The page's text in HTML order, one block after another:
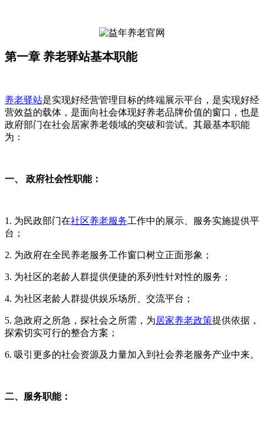
第一章 养老驿站基本职能
养老驿站是实现好经营管理目标的终端展示平台，是实现好经
营效益的载体，是面向社会体现好养老品牌价值的窗口，也是
政府部门在社会居家养老领域的突破和尝试。其最基本职能
为：
一、 政府社会性职能：
1. 为民政部门在社区养老服务工作中的展示、服务实施提供平
台；
2. 为政府在全民养老服务工作窗口树立正面形象；
3. 为社区的老龄人群提供便捷的系列性针对性的服务；
4. 为社区老龄人群提供娱乐场所、交流平台；
5. 急政府之所急，探社会之所需，为居家养老政策提供依据，
探索切实可行的整合方案；
6. 吸引更多的社会资源及力量加入到社会养老服务产业中来。
二、服务职能：